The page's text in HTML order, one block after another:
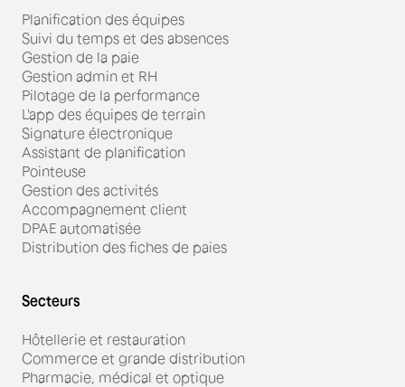
Planification des équipes
Suivi du temps et des absences
Gestion de la paie
Gestion admin et RH
Pilotage de la performance
L'app des équipes de terrain
Signature électronique
Assistant de planification
Pointeuse
Gestion des activités
Accompagnement client
DPAE automatisée
Distribution des fiches de paies
Secteurs
Hôtellerie et restauration
Commerce et grande distribution
Pharmacie, médical et optique